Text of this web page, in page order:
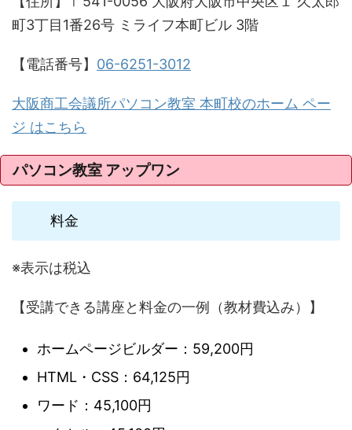
町3丁目1番26号 ミライフ本町ビル 3階
【電話番号】 06-6251-3012
大阪商工会議所パソコン教室 本町校のホーム ペー
ジ はこちら
パソコン教室 アップワン
料金
※表示は税込
【受講できる講座と料金の一例（教材費込み）】
ホームページビルダー：59,200円
HTML・CSS：64,125円
ワード：45,100円